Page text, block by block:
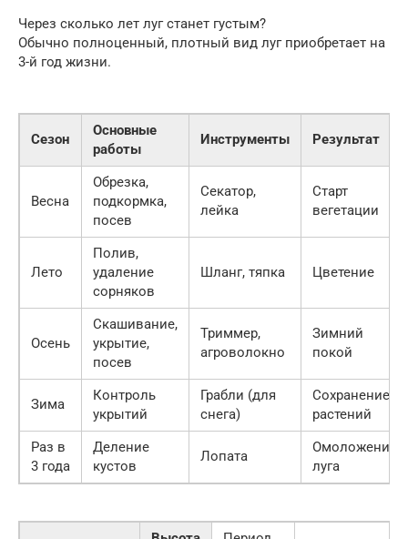
Через сколько лет луг станет густым?
Обычно полноценный, плотный вид луг приобретает на
3-й год жизни.
Сезон
Основные
работы
Инструменты Результат
Весна
Обрезка,
подкормка,
посев
Секатор,
лейка
Старт
вегетации
Лето
Полив,
удаление
сорняков
Шланг, тяпка Цветение
Осень
Скашивание,
укрытие,
посев
Триммер,
агроволокно
Зимний
покой
Зима
Контроль
укрытий
Грабли (для
снега)
Сохранение
растений
Раз в
3 года
Деление
кустов
Лопата
Омоложение
луга